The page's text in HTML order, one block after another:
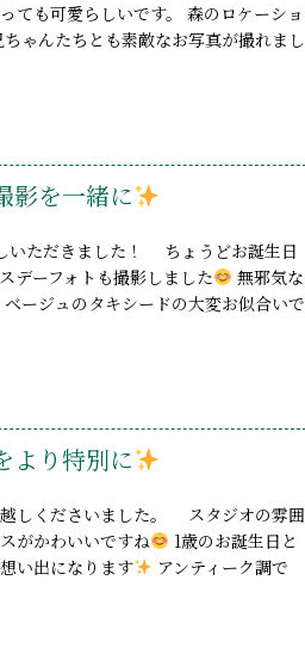
ても可愛らしいです。 森のロケーショ
ゃんたちとも素敵なお写真が撮れまし
影を一緒に
いただきました！ ちょうどお誕生日
デーフォトも撮影しました
無邪気な
ージュのタキシードの大変お似合いで
より特別に
しくださいました。 スタジオの雰囲
がかわいいですね
1歳のお誕生日と
い出になります
アンティーク調で